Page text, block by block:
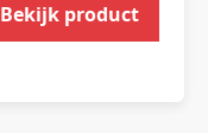
Bekijk product